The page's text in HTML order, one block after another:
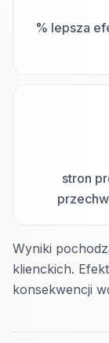
% lepsza
stron
Wyniki
klienckich.
konsekwencji